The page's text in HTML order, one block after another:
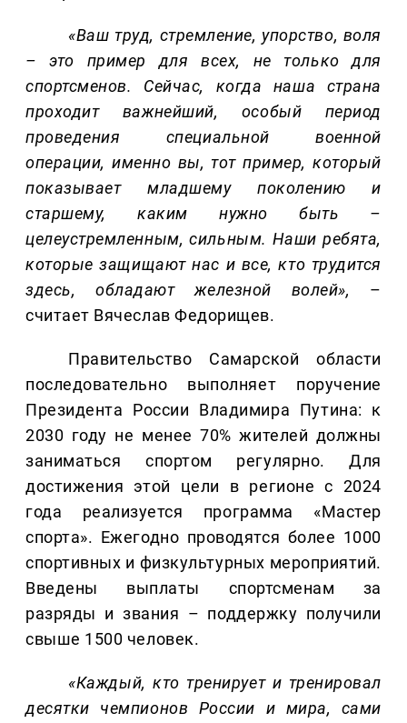
«Ваш труд, стремление, упорство, воля
– это пример для всех, не только для
спортсменов. Сейчас, когда наша страна
проходит важнейший, особый период
проведения специальной военной
операции, именно вы, тот пример, который
показывает младшему поколению и
старшему, каким нужно быть –
целеустремленным, сильным. Наши ребята,
которые защищают нас и все, кто трудится
здесь, обладают железной волей»,
–
считает Вячеслав Федорищев.
Правительство Самарской области
последовательно выполняет поручение
Президента России Владимира Путина: к
2030 году не менее 70% жителей должны
заниматься спортом регулярно. Для
достижения этой цели в регионе с 2024
года реализуется программа «Мастер
спорта». Ежегодно проводятся более 1000
спортивных и физкультурных мероприятий.
Введены выплаты спортсменам за
разряды и звания – поддержку получили
свыше 1500 человек.
«Каждый, кто тренирует и тренировал
десятки чемпионов России и мира, сами